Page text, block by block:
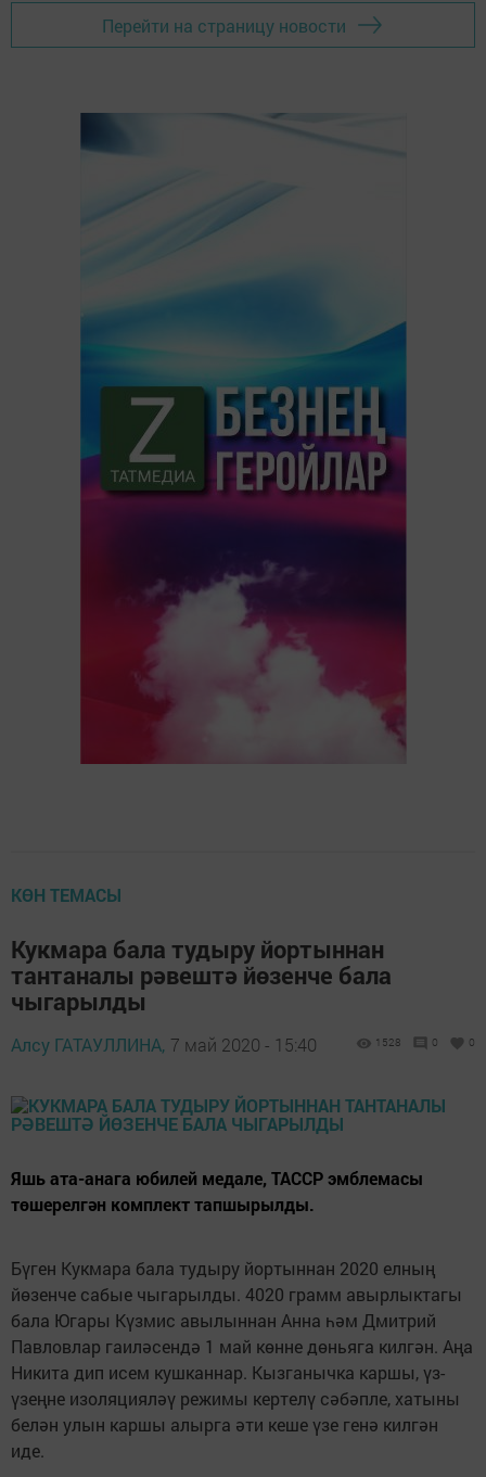
Перейти на страницу новости
КӨН ТЕМАСЫ
Кукмара бала тудыру йортыннан
тантаналы рәвештә йөзенче бала
чыгарылды
Алсу ГАТАУЛЛИНА, 7 май 2020 - 15:40 1528 0 0
Яшь ата-анага юбилей медале, ТАССР эмблемасы
төшерелгән комплект тапшырылды.
Бүген Кукмара бала тудыру йортыннан 2020 елның
йөзенче сабые чыгарылды. 4020 грамм авырлыктагы
бала Югары Күзмис авылыннан Анна һәм Дмитрий
Павловлар гаиләсендә 1 май көнне дөньяга килгән. Аңа
Никита дип исем кушканнар. Кызганычка каршы, үз-
үзеңне изоляцияләү режимы кертелү сәбәпле, хатыны
белән улын каршы алырга әти кеше үзе генә килгән
иде.